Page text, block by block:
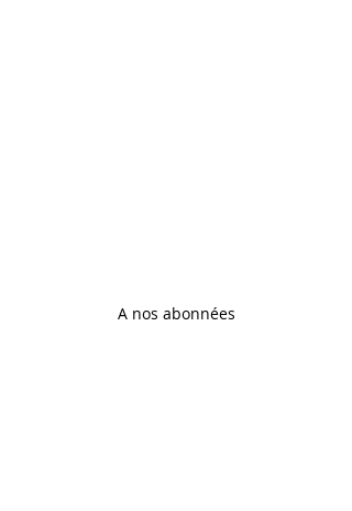
A nos abonnées